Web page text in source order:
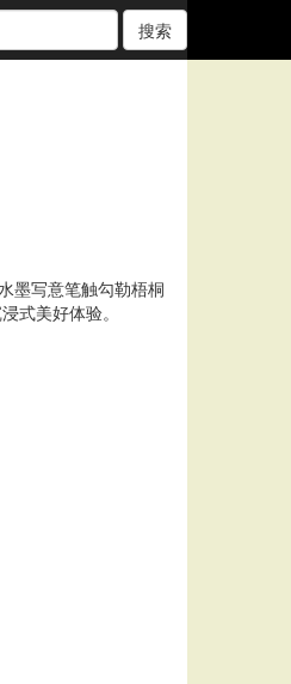
搜索
墨写意笔触勾勒梧桐
式美好体验。